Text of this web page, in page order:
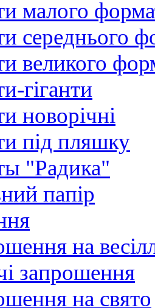
малого
середнього
великого
гіганти
новорічні
під пляшку
"Радика"
папір
на
запрошення
на свято